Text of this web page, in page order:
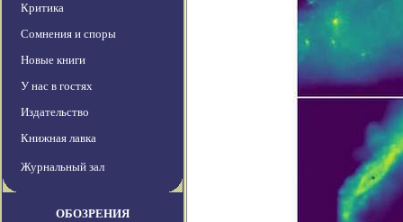
Критика
Сомнения и споры
Новые книги
У нас в гостях
Издательство
Книжная лавка
Журнальный зал
ОБОЗРЕНИЯ